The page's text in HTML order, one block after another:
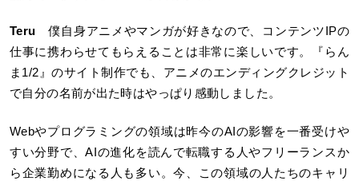
Teru 僕自身アニメやマンガが好きなので、コンテンツIPの
仕事に携わらせてもらえることは非常に楽しいです。『らん
ま1/2』のサイト制作でも、アニメのエンディングクレジット
で自分の名前が出た時はやっぱり感動しました。
Webやプログラミングの領域は昨今のAIの影響を一番受けや
すい分野で、AIの進化を読んで転職する人やフリーランスか
ら企業勤めになる人も多い。今、この領域の人たちのキャリ